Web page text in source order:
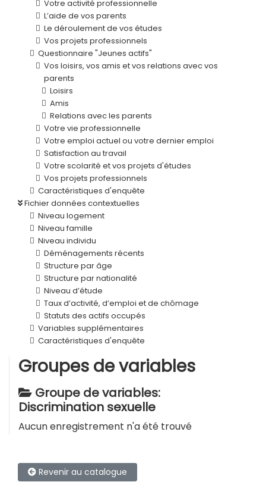
Votre activité professionnelle
L’aide de vos parents
Le déroulement de vos études
Vos projets professionnels
Questionnaire "Jeunes actifs"
Vos loisirs, vos amis et vos relations avec vos
parents
Loisirs
Amis
Relations avec les parents
Votre vie professionnelle
Votre emploi actuel ou votre dernier emploi
Satisfaction au travail
Votre scolarité et vos projets d'études
Vos projets professionnels
Caractéristiques d'enquête
Fichier données contextuelles
Niveau logement
Niveau famille
Niveau individu
Déménagements récents
Structure par âge
Structure par nationalité
Niveau d’étude
Taux d’activité, d’emploi et de chômage
Statuts des actifs occupés
Variables supplémentaires
Caractéristiques d'enquête
Groupes de variables
Groupe de variables:
Discrimination sexuelle
Aucun enregistrement n'a été trouvé
Revenir au catalogue